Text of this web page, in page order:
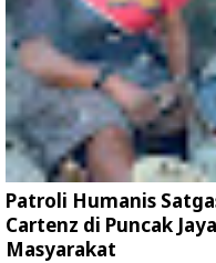
Patroli Humanis
Cartenz di Puncak
Masyarakat